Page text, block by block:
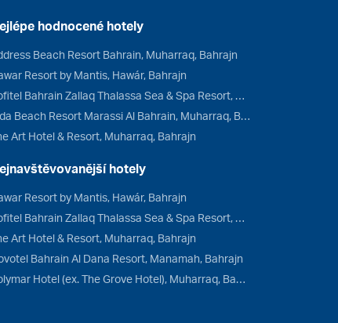
hodnocené hotely
Beach Resort Bahrain, Muharraq, Bahrajn
Resort by Mantis, Hawár, Bahrajn
Sofitel Bahrain Zallaq Thalassa Sea & Spa Resort, Janubiyah, Bahrajn
Vida Beach Resort Marassi Al Bahrain, Muharraq, Bahrajn
Art Hotel & Resort, Muharraq, Bahrajn
hotely
Resort by Mantis, Hawár, Bahrajn
Sofitel Bahrain Zallaq Thalassa Sea & Spa Resort, Janubiyah, Bahrajn
Art Hotel & Resort, Muharraq, Bahrajn
Bahrain Al Dana Resort, Manamah, Bahrajn
Solymar Hotel (ex. The Grove Hotel), Muharraq, Bahrajn